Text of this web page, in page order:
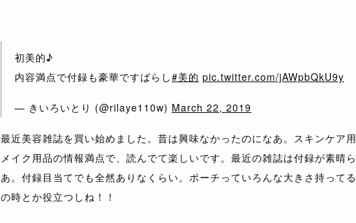
初美的♪
内容満点で付録も豪華ですばらし#美的 pic.twitter.com/jAWpbQkU9y
— きいろいとり (@rilaye110w) March 22, 2019
最近美容雑誌を買い始めました。昔は興味なかったのになあ。スキンケア用
メイク用品の情報満点で、読んでて楽しいです。最近の雑誌は付録が素晴
あ。付録目当てでも全然ありなくらい。ポーチっていろんな大きさ持って
の時とか役立つしね！！